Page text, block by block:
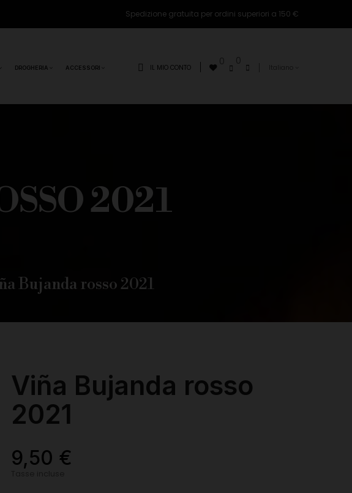
Spedizione gratuita per ordini superiori a 150 €
DROGHERIA ACCESSORI IL MIO CONTO
2021
Bujanda rosso 2021
Viña Bujanda rosso
2021
9,50 €